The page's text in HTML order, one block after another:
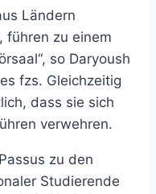
Ländern
führen zu einem
so Daryoush
fzs. Gleichzeitig
dass sie sich
verwehren.
zu den
Studierende